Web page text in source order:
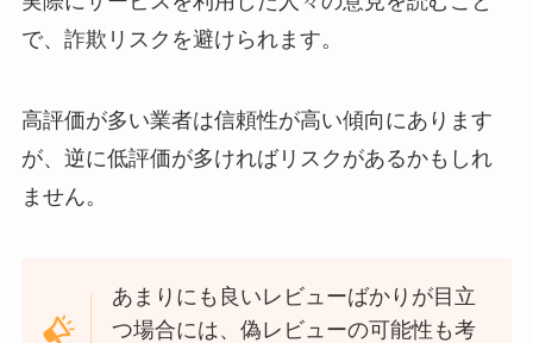
で、詐欺リスクを避けられます。
高評価が多い業者は信頼性が高い傾向にあります
が、逆に低評価が多ければリスクがあるかもしれ
ません。
あまりにも良いレビューばかりが目立
つ場合には、偽レビューの可能性も考